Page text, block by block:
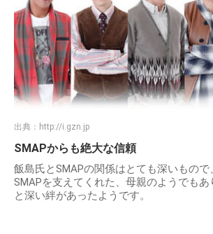
出典： http://i.gzn.jp
SMAPからも絶大な信頼
飯島氏とSMAPの関係はとても深いもので
SMAPを支えてくれた、母親のようでもあ
と深い絆があったようです。